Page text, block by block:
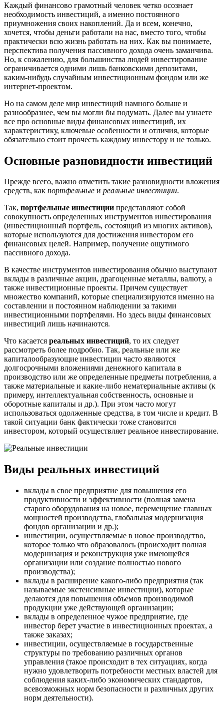
Каждый финансово грамотный человек четко осознает
необходимость инвестиций, а именно постоянного
приумножения своих накоплений. Да и всем, конечно,
хочется, чтобы деньги работали на нас, вместо того, чтобы
практически всю жизнь работать на них. Как вы понимаете,
перспектива получения пассивного дохода очень заманчива.
Но, к сожалению, для большинства людей инвестирование
ограничивается одними лишь банковскими депозитами,
каким-нибудь случайным инвестиционным фондом или же
интернет-проектом.
Но на самом деле мир инвестиций намного больше и
разнообразнее, чем вы могли бы подумать. Далее вы узнаете
все про основные виды финансовых инвестиций, их
характеристику, ключевые особенности и отличия, которые
обязательно стоит прочесть каждому инвестору и не только.
Основные разновидности инвестиций
Прежде всего, важно отметить такие разновидности вложения
средств, как портфельные и реальные инвестиции.
Так, портфельные инвестиции представляют собой
совокупность определенных инструментов инвестирования
(инвестиционный портфель, состоящий из многих активов),
которые используются для достижения инвестором его
финансовых целей. Например, получение ощутимого
пассивного дохода.
В качестве инструментов инвестирования обычно выступают
вклады в различные акции, драгоценные металлы, валюту, а
также инвестиционные проекты. Причем существует
множество компаний, которые специализируются именно на
составлении и постоянном наблюдении за такими
инвестиционными портфелями. Но здесь виды финансовых
инвестиций лишь начинаются.
Что касается реальных инвестиций, то их следует
рассмотреть более подробно. Так, реальные или же
капиталообразующие инвестиции часто являются
долгосрочными вложениями денежного капитала в
производство или же определенные предметы потребления, а
также материальные и какие-либо нематериальные активы (к
примеру, интеллектуальная собственность, основные и
оборотные капиталы и др.). При этом часто могут
использоваться одолженные средства, в том числе и кредит. В
такой ситуации банк фактически тоже становится
инвестором, который осуществляет реальное инвестирование.
Виды реальных инвестиций
вклады в свое предприятие для повышения его
продуктивности и эффективности (полная замена
старого оборудования на новое, перемещение главных
мощностей производства, глобальная модернизация
фондов организации и др.);
инвестиции, осуществляемые в новое производство,
которое только что образовалось (происходит полная
модернизация и реконструкция уже имеющейся
организации или создание полностью нового
производства);
вклады в расширение какого-либо предприятия (так
называемые экстенсивные инвестиции), которые
делаются для повышения объемов производимой
продукции уже действующей организации;
вклады в определенное чужое предприятие, где
инвестор берет участие в инвестиционных проектах, а
также заказах;
инвестиции, осуществляемые в государственные
структуры по требованию различных органов
управления (такое происходит в тех ситуациях, когда
нужно удовлетворить потребности местных властей для
соблюдения каких-либо экономических стандартов,
всевозможных норм безопасности и различных других
норм деятельности).